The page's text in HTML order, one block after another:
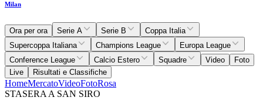
Milan
Ora per ora Serie A Serie B
Coppa Italia
Supercoppa Italiana
Champions League
Europa League
Conference League
Calcio Estero Squadre Video
Foto
Live
Risultati e Classifiche
HomeMercatoVideoFotoRosa
STASERA A SAN SIRO